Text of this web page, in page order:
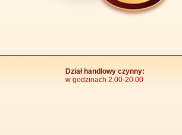
Dział handlowy czynny:
w godzinach 2.00-20.00